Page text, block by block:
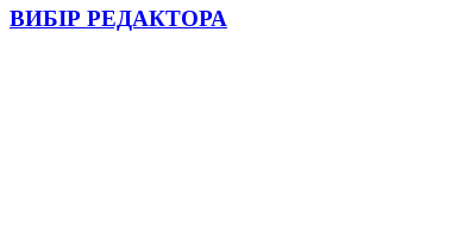
ВИБІР РЕДАКТОРА